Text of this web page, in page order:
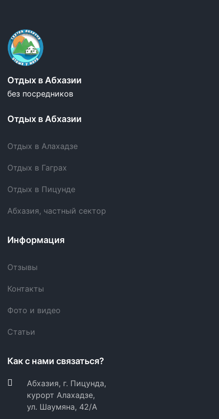
Отдых в Абхазии
без посредников
Отдых в Абхазии
Отдых в Алахадзе
Отдых в Гаграх
Отдых в Пицунде
Абхазия, частный сектор
Информация
Отзывы
Контакты
Фото и видео
Статьи
Как с нами связаться?
Абхазия, г. Пицунда,
курорт Алахадзе,
ул. Шаумяна, 42/А